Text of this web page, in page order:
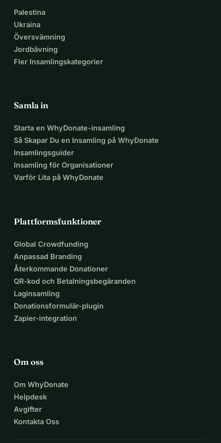
Vi tackar uppriktigt alla er som förstår och stöder oss
så att Mihai kan utvecklas så mycket som möjligt! Vi är
övertygade om att vi tillsammans med er kan lyckas!
PS: Ni kan ställa in tipsen som ni vill i slutet!
Palestina
Ukraina
Översvämning
Jordbävning
Fler Insamlingskategorier
Samla in
Starta en WhyDonate-insamling
Så Skapar Du en Insamling på WhyDonate
Insamlingsguider
Insamling för Organisationer
Varför Lita på WhyDonate
Plattformsfunktioner
Global Crowdfunding
Anpassad Branding
Återkommande Donationer
QR-kod och Betalningsbegäranden
Laginsamling
Donationsformulär-plugin
Zapier-integration
Om oss
Om WhyDonate
Helpdesk
Avgifter
Kontakta Oss